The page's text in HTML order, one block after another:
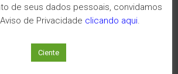
Sistemas
de seus dados pessoais, convidamos
de Privacidade clicando aqui.
Ciente